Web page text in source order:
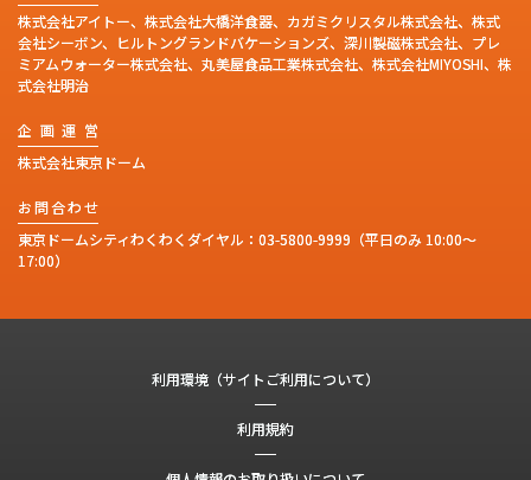
株式会社アイトー、株式会社大橋洋食器、カガミクリスタル株式会社、株式
会社シーボン、ヒルトングランドバケーションズ、深川製磁株式会社、プレ
ミアムウォーター株式会社、丸美屋食品工業株式会社、株式会社MIYOSHI、株
式会社明治
企 画 運 営
株式会社東京ドーム
お問合わせ
東京ドームシティわくわくダイヤル： 03-5800-9999 （平日のみ 10:00～
17:00）
利用環境（サイトご利用について）
利用規約